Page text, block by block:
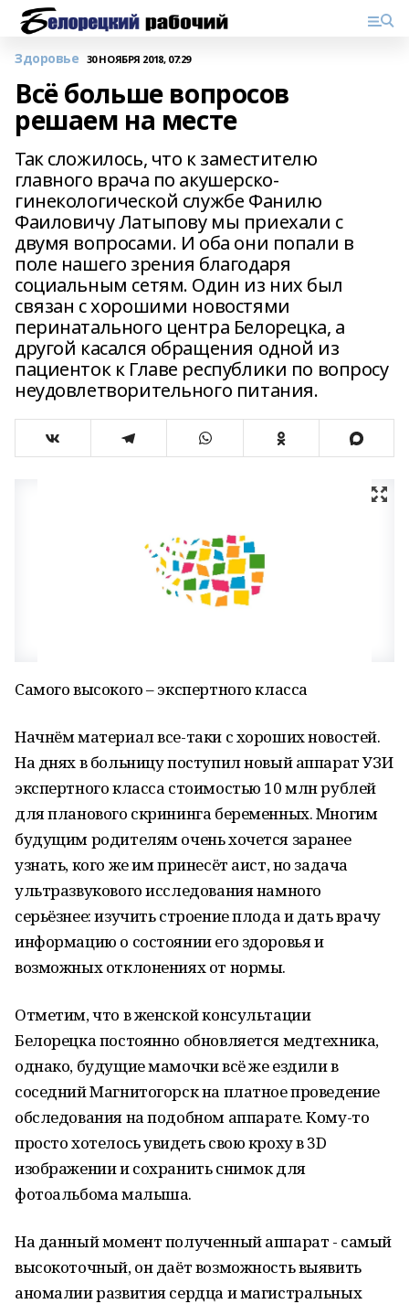
Здоровье 30 НОЯБРЯ 2018, 07:29
Всё больше вопросов
решаем на месте
Так сложилось, что к заместителю
главного врача по акушерско-
гинекологической службе Фанилю
Фаиловичу Латыпову мы приехали с
двумя вопросами. И оба они попали в
поле нашего зрения благодаря
социальным сетям. Один из них был
связан с хорошими новостями
перинатального центра Белорецка, а
другой касался обращения одной из
пациенток к Главе республики по вопросу
неудовлетворительного питания.
Cамого высокого – экспертного класса
Начнём материал все-таки с хороших новостей.
На днях в больницу поступил новый аппарат УЗИ
экспертного класса стоимостью 10 млн рублей
для планового скрининга беременных. Многим
будущим родителям очень хочется заранее
узнать, кого же им принесёт аист, но задача
ультразвукового исследования намного
серьёзнее: изучить строение плода и дать врачу
информацию о состоянии его здоровья и
возможных отклонениях от нормы.
Отметим, что в женской консультации
Белорецка постоянно обновляется медтехника,
однако, будущие мамочки всё же ездили в
соседний Магнитогорск на платное проведение
обследования на подобном аппарате. Кому-то
просто хотелось увидеть свою кроху в 3D
изображении и сохранить снимок для
фотоальбома малыша.
На данный момент полученный аппарат - самый
высокоточный, он даёт возможность выявить
аномалии развития сердца и магистральных